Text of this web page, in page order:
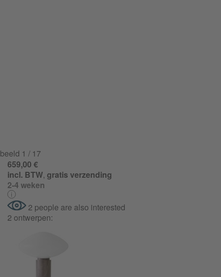
beeld 1 / 17
659,00 €
incl. BTW, gratis verzending
2-4 weken
2 people are also interested
2 ontwerpen: